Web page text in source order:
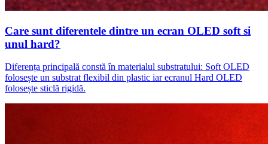
Care sunt diferentele dintre un ecran OLED soft si
unul hard?
Diferența principală constă în materialul substratului: Soft OLED
folosește un substrat flexibil din plastic iar ecranul Hard OLED
folosește sticlă rigidă.